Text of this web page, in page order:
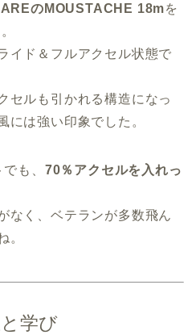
のMOUSTACHE 18mを
イド＆フルアクセル状態で
セルも引かれる構造になっ
には強い印象でした。
も、 70％アクセルを入れっ
なく、ベテランが多数飛ん
。
学び